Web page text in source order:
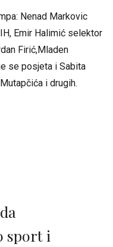
Nenad Markovic
Emir Halimić selektor
Firić,Mladen
se posjeta i Sabita
i drugih.
sport i